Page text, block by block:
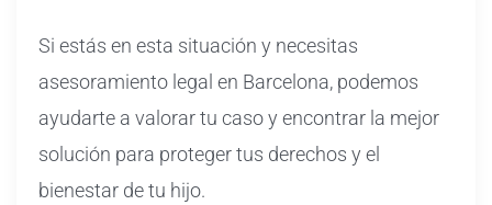
Si estás en esta situación y necesitas
asesoramiento legal en Barcelona, podemos
ayudarte a valorar tu caso y encontrar la mejor
solución para proteger tus derechos y el
bienestar de tu hijo.